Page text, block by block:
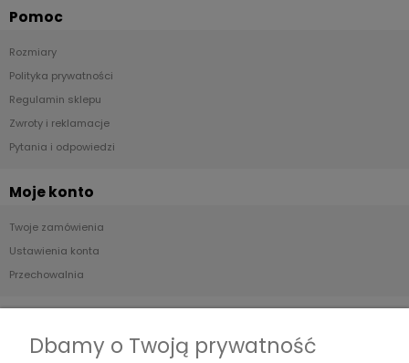
Pomoc
Rozmiary
Polityka prywatności
Regulamin sklepu
Zwroty i reklamacje
Pytania i odpowiedzi
Moje konto
Twoje zamówienia
Ustawienia konta
Przechowalnia
Formy płatności
Dbamy o Twoją prywatność